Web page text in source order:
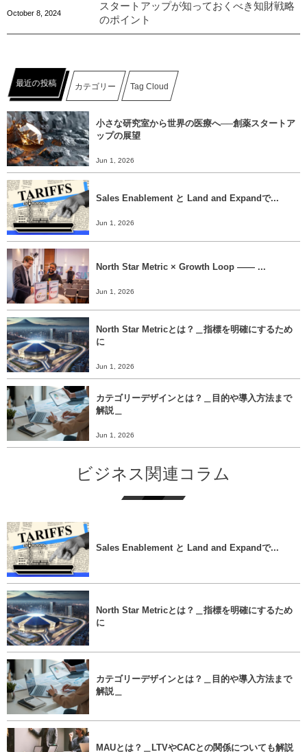
October 8 2024
スタートアップが知っておくべき知財戦略
のポイント
最近の投稿 カテゴリー Tag Cloud
小さな研究室から世界の医療へ──創薬スタートア
ップの展望
Jun 1, 2026
Sales Enablement と Land and Expandで...
Jun 1, 2026
North Star Metric × Growth Loop ―― ...
Jun 1, 2026
North Star Metricとは？＿指標を明確にするため
に
Jun 1, 2026
カテゴリーデザインとは？＿目的や導入方法まで
解説＿
Jun 1, 2026
ビジネス関連コラム
Sales Enablement と Land and Expandで...
North Star Metricとは？＿指標を明確にするため
に
カテゴリーデザインとは？＿目的や導入方法まで
解説＿
MAUとは？＿LTVやCACとの関係についても解説